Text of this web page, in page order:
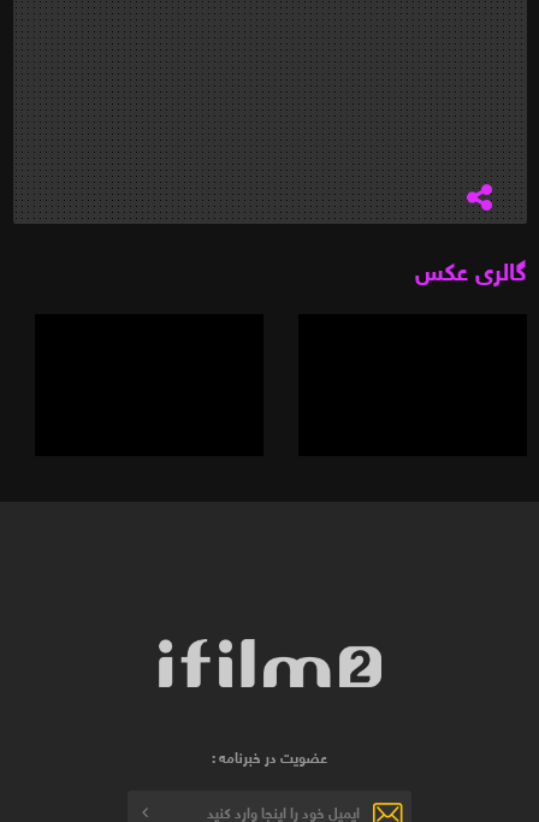
گالری عکس
عضویت در خبرنامه :